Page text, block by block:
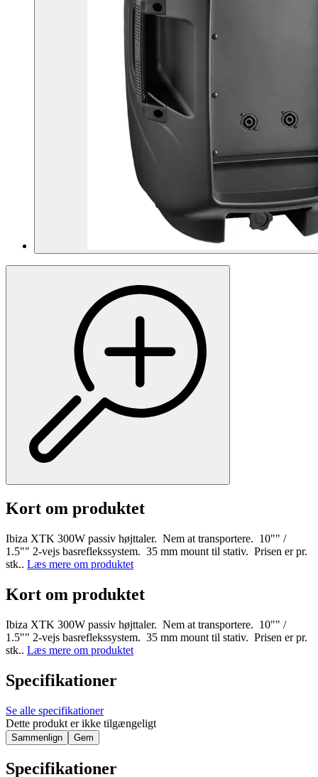
Kort om produktet
Ibiza XTK 300W passiv højttaler. Nem at transportere. 10"" /
1.5"" 2-vejs basreflekssystem. 35 mm mount til stativ. Prisen er pr.
stk.. Læs mere om produktet
Kort om produktet
Ibiza XTK 300W passiv højttaler. Nem at transportere. 10"" /
1.5"" 2-vejs basreflekssystem. 35 mm mount til stativ. Prisen er pr.
stk.. Læs mere om produktet
Specifikationer
Se alle specifikationer
Dette produkt er ikke tilgængeligt
Sammenlign Gem
Specifikationer